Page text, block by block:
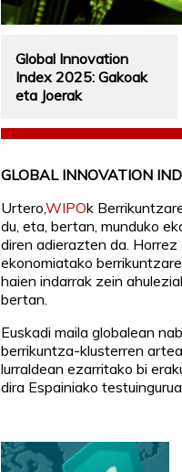
Global Innovation
Index 2025: Gakoak
eta Joerak
GLOBAL INNOVATION
Urtero,WIPOk
du, eta, bertan, munduko
diren adierazten da.
ekonomiatako
haien indarrak zein
bertan.
Euskadi maila globalean
berrikuntza-klusterren
lurraldean ezarritako bi
dira Espainiako